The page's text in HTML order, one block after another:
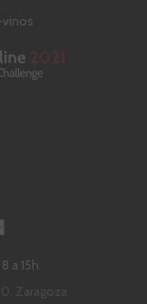
a 15h.
Zaragoza